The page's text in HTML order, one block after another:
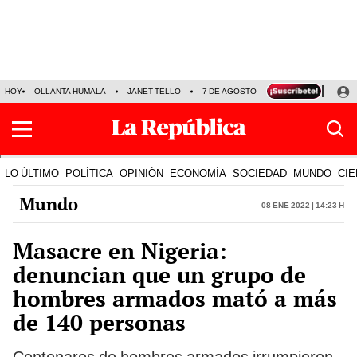
HOY OLLANTA HUMALA JANET TELLO 7 DE AGOSTO TINKA RESULTADOS
LO ÚLTIMO POLÍTICA OPINIÓN ECONOMÍA SOCIEDAD MUNDO
Mundo 08 Ene 2022 | 14:23 h
Masacre en Nigeria:
denuncian que un grupo de
hombres armados mató a más
de 140 personas